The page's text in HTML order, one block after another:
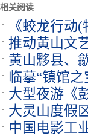
相关阅读
《蛟龙行动
推动黄山文
展开幕
黄山黟县、
力临摹“镇馆
大型夜游《
登船体验
大灵山度假
中国电影工